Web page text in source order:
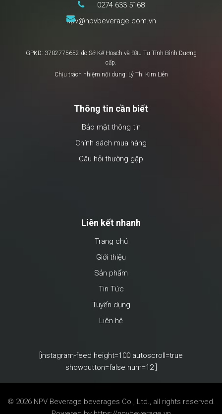
0274 633 5168
npv@npvbeverage.com.vn
GPKD: 3702775652 do Sở Kế Hoạch và Đầu Tư Tỉnh Bình Dương
cấp.
Chịu trách nhiệm nội dung: Lý Thị Kim Liên
Thông tin cần biết
Bảo mật thông tin
Chính sách mua hàng
Câu hỏi thường gặp
Liên kết nhanh
Trang chủ
Giới thiệu
Sản phẩm
Tin Tức
Tuyển dụng
Liên hệ
[instagram-feed height=100 autoscroll=true
showbutton=false num=12 ]
© 2026 NPV Beverage beverages Co., Ltd., all rights reserved.